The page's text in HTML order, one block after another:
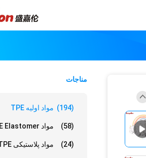
مناجات
مواد اولیه TPE (194)
مواد TPE Elastomer (58)
مواد پلاستیکی TPE (24)